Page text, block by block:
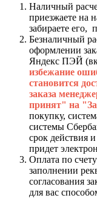
Наличный
приезжаете на
забираете его,
Безналичный
оформлении
Яндекс ПЭЙ
избежание
становится
заказа
принят" на
покупку,
системы
срок действия
придет
Оплата по
заполнении
согласования
для вас